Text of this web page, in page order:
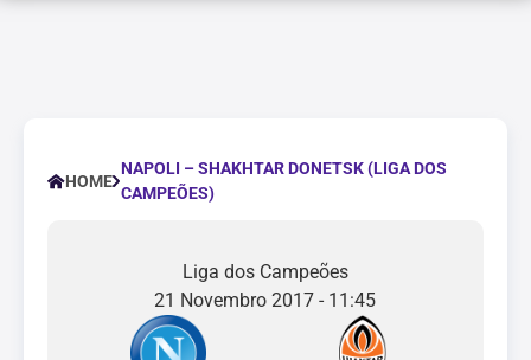
HOME
NAPOLI – SHAKHTAR DONETSK (LIGA DOS
CAMPEÕES)
Liga dos Campeões
21 Novembro 2017 - 11:45